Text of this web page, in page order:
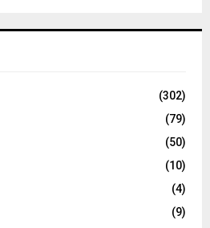
(302)
(79)
(50)
(10)
(4)
(9)